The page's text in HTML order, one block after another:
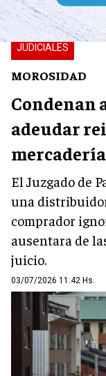
JUDICIALES
MOROSIDAD
Condenan
adeudar
El Juzgado de
una
comprador
ausentara de
juicio.
03/07/2026 11:42 Hs.